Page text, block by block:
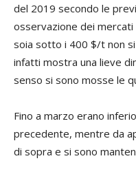
del 2019 secondo le
osservazione dei mercati
soia sotto i 400 $/t non
infatti mostra una lieve
senso si sono mosse le
Fino a marzo erano
precedente, mentre da
di sopra e si sono